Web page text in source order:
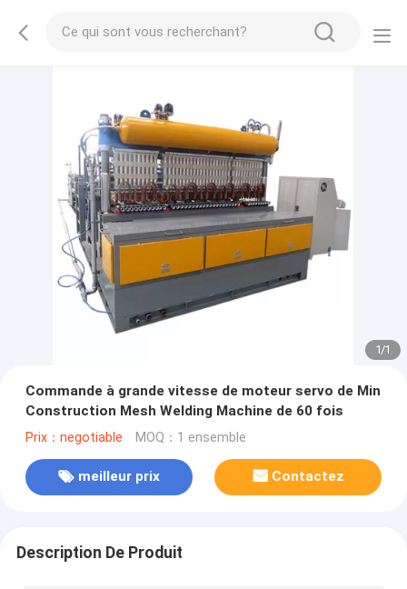
1/1
Commande à grande vitesse de moteur servo de Min
Construction Mesh Welding Machine de 60 fois
Prix：negotiable MOQ：1 ensemble
meilleur prix Contactez
Description De Produit